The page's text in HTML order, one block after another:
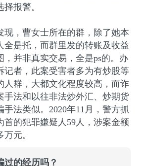
报警。
现，曹女士所在的群，除了她本
全是托，而群里发的转账及收益
，并非真实交易，全是ps的。办
记者，此案受害者多为有炒股等
人群，大都文化程度较高，而诈
手法和以往非法炒外汇、炒期货
手法类似。2020年11月，警方抓
首的犯罪嫌疑人59人，涉案金额
元。
过的经历吗？